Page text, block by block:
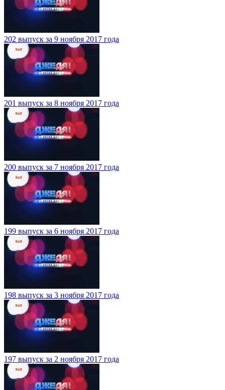
202 выпуск за 9 ноября 2017 года
201 выпуск за 8 ноября 2017 года
200 выпуск за 7 ноября 2017 года
199 выпуск за 6 ноября 2017 года
198 выпуск за 3 ноября 2017 года
197 выпуск за 2 ноября 2017 года